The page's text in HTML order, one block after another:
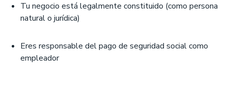
Tu negocio está legalmente constituido (como persona
natural o jurídica)
Eres responsable del pago de seguridad social como
empleador